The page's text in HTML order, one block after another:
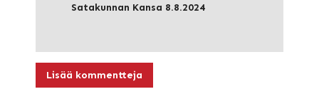
Satakunnan Kansa 8.8.2024
Lisää kommentteja